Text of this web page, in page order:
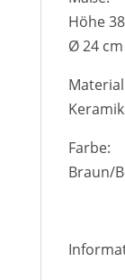
Höhe
Ø 24 cm
Keramik
Farbe:
Braun/